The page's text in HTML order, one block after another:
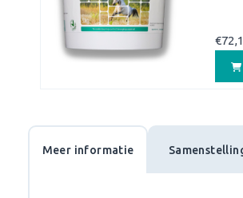
€
Meer informatie